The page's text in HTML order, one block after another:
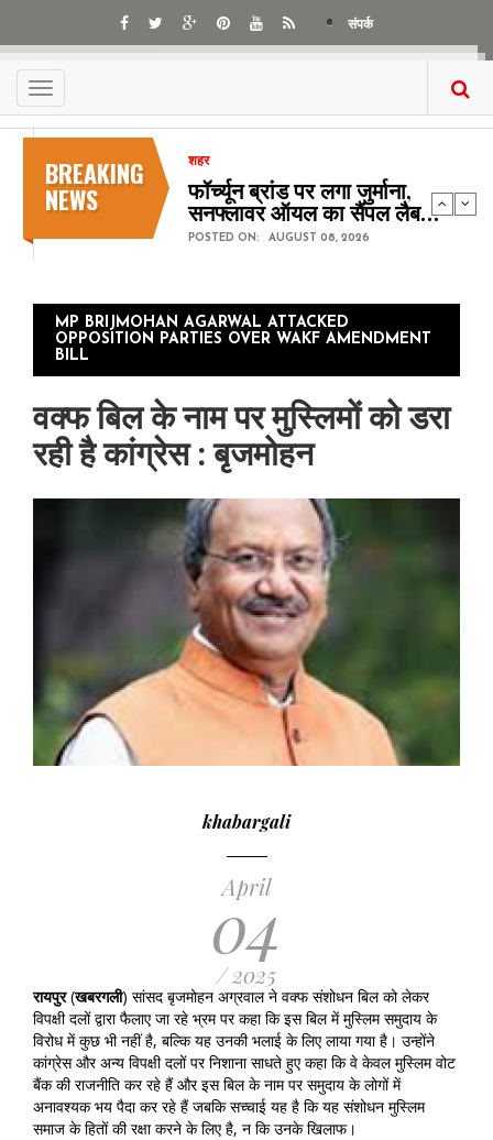
main
content
संपर्क
Toggle
navigation
BREAKING
NEWS
शहर
फॉर्च्यून ब्रांड पर लगा जुर्माना,
सनफ्लावर ऑयल का सैंपल लैब…
POSTED ON: AUGUST 08, 2026
MP BRIJMOHAN AGARWAL ATTACKED
OPPOSITION PARTIES OVER WAKF AMENDMENT
BILL
वक्फ बिल के नाम पर मुस्लिमों को डरा
रही है कांग्रेस : बृजमोहन
khabargali
April
04
/ 2025
रायपुर(खबरगली) सांसद बृजमोहन अग्रवाल ने वक्फ संशोधन बिल को लेकर
विपक्षी दलों द्वारा फैलाए जा रहे भ्रम पर कहा कि इस बिल में मुस्लिम समुदाय के
विरोध में कुछ भी नहीं है, बल्कि यह उनकी भलाई के लिए लाया गया है। उन्होंने
कांग्रेस और अन्य विपक्षी दलों पर निशाना साधते हुए कहा कि वे केवल मुस्लिम वोट
बैंक की राजनीति कर रहे हैं और इस बिल के नाम पर समुदाय के लोगों में
अनावश्यक भय पैदा कर रहे हैं जबकि सच्चाई यह है कि यह संशोधन मुस्लिम
समाज के हितों की रक्षा करने के लिए है, न कि उनके खिलाफ।